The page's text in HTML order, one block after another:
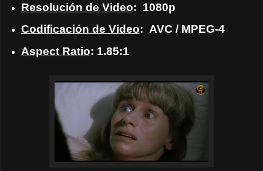
Resolución de Video: 1080p
Codificación de Video: AVC / MPEG-4
Aspect Ratio: 1.85:1